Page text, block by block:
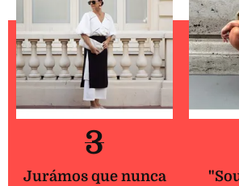
3
Jurámos que nunca